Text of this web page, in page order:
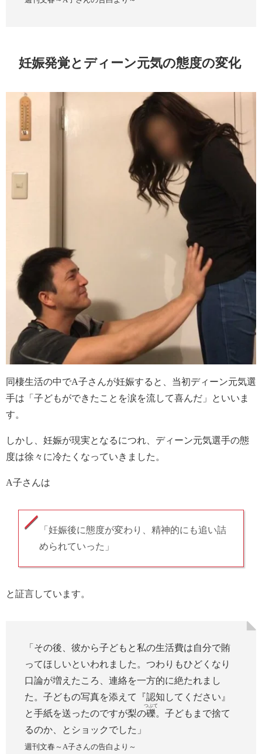
妊娠発覚とディーン元気の態度の変化
同棲生活の中でA子さんが妊娠すると、当初ディーン元気選
手は「子どもができたことを涙を流して喜んだ」といいま
す。
しかし、妊娠が現実となるにつれ、ディーン元気選手の態
度は徐々に冷たくなっていきました。
A子さんは
「妊娠後に態度が変わり、精神的にも追い詰
められていった」
と証言しています。
「その後、彼から子どもと私の生活費は自分で賄
ってほしいといわれました。つわりもひどくなり
口論が増えたころ、連絡を一方的に絶たれまし
た。子どもの写真を添えて『認知してください』
と手紙を送ったのですが梨の礫
つぶて
。子どもまで捨て
るのか、とショックでした」
週刊文春～A子さんの告白より～